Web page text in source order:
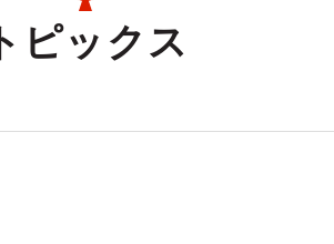
トピックス